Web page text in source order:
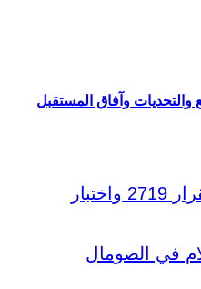
والتحديات وآفاق المستقبل